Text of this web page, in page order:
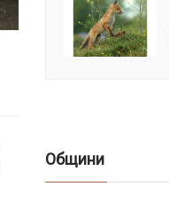
Общини